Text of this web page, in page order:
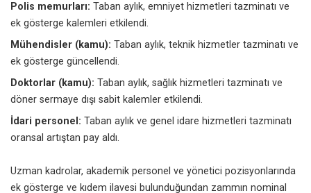
Polis memurları: Taban aylık, emniyet hizmetleri tazminatı ve
ek gösterge kalemleri etkilendi.
Mühendisler (kamu): Taban aylık, teknik hizmetler tazminatı ve
ek gösterge güncellendi.
Doktorlar (kamu): Taban aylık, sağlık hizmetleri tazminatı ve
döner sermaye dışı sabit kalemler etkilendi.
İdari personel: Taban aylık ve genel idare hizmetleri tazminatı
oransal artıştan pay aldı.
Uzman kadrolar, akademik personel ve yönetici pozisyonlarında
ek gösterge ve kıdem ilavesi bulunduğundan zammın nominal